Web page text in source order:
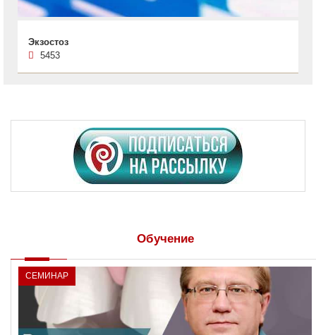
Экзостоз
5453
Обучение
СЕМИНАР